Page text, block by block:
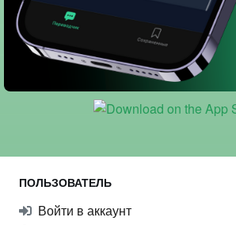
ПОЛЬЗОВАТЕЛЬ
Войти в аккаунт